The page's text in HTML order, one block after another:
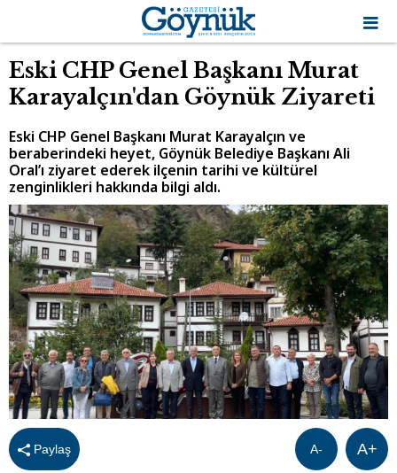
Eski CHP Genel Başkanı Murat
Karayalçın'dan Göynük Ziyareti
Eski CHP Genel Başkanı Murat Karayalçın ve
beraberindeki heyet, Göynük Belediye Başkanı Ali
Oral’ı ziyaret ederek ilçenin tarihi ve kültürel
zenginlikleri hakkında bilgi aldı.
Paylaş A+
A-